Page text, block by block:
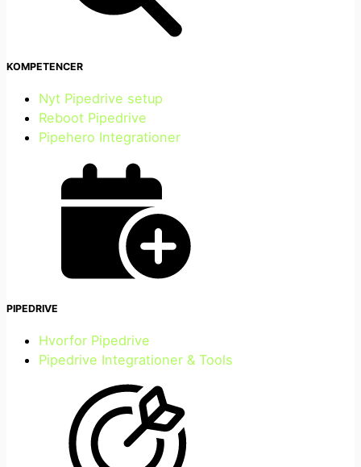
KOMPETENCER
Nyt Pipedrive setup
Reboot Pipedrive
Pipehero Integrationer
PIPEDRIVE
Hvorfor Pipedrive
Pipedrive Integrationer & Tools